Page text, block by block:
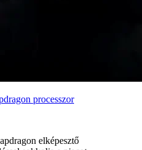
processzor
elképesztő